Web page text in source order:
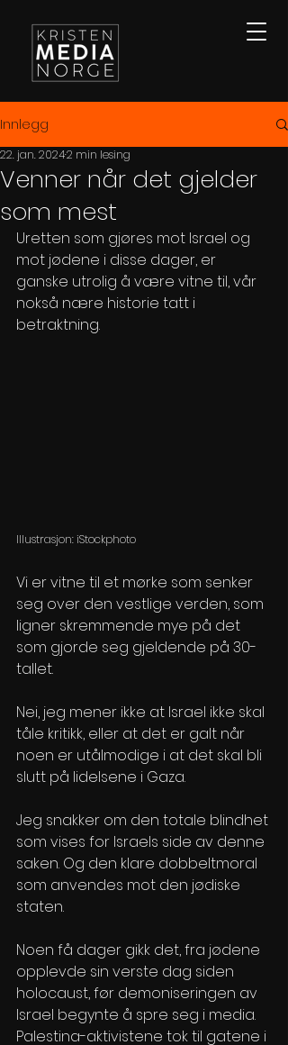
Innlegg
Venner når det gjelder
som mest
22. jan. 20242 min lesing
Uretten som gjøres mot Israel og
mot jødene i disse dager, er
ganske utrolig å være vitne til, vår
nokså nære historie tatt i
betraktning.
Illustrasjon: iStockphoto
Vi er vitne til et mørke som senker
seg over den vestlige verden, som
ligner skremmende mye på det
som gjorde seg gjeldende på 30-
tallet.
Nei, jeg mener ikke at Israel ikke skal
tåle kritikk, eller at det er galt når
noen er utålmodige i at det skal bli
slutt på lidelsene i Gaza.
Jeg snakker om den totale blindhet
som vises for Israels side av denne
saken. Og den klare dobbeltmoral
som anvendes mot den jødiske
staten.
Noen få dager gikk det, fra jødene
opplevde sin verste dag siden
holocaust, før demoniseringen av
Israel begynte å spre seg i media.
Palestina-aktivistene tok til gatene i